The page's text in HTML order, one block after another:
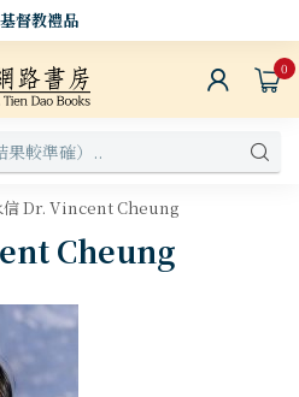
督教禮品
0
信 Dr. Vincent Cheung
Cheung